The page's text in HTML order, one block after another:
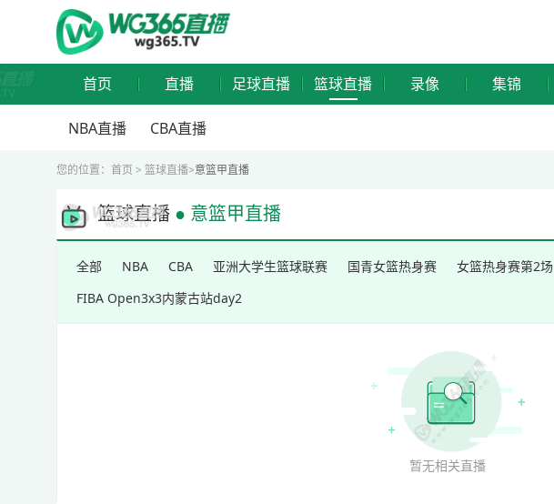
首页 直播 足球直播 篮球直播 录像 集锦
NBA直播 CBA直播
您的位置： 首页 > 篮球直播>意篮甲直播
篮球直播 ● 意篮甲直播
全部 NBA CBA 亚洲大学生篮球联赛 国青女篮热身赛 女篮热身赛第2场
FIBA Open3x3内蒙古站day2
暂无相关直播